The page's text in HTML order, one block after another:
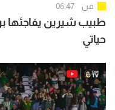
فن 06:47
طبيب شيرين يفاجئها
حياتي